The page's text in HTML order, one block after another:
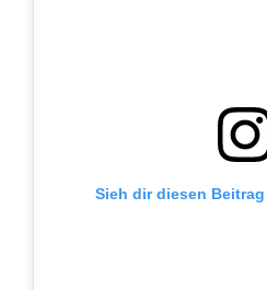
Sieh dir diesen